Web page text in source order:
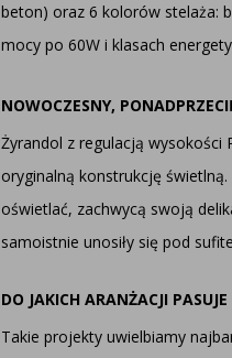
beton) oraz 6 kolorów stelaża:
mocy po 60W i klasach
NOWOCZESNY,
Żyrandol z regulacją wysokości
oryginalną konstrukcję
oświetlać, zachwycą swoją
samoistnie unosiły się pod
DO JAKICH ARANŻACJI
Takie projekty uwielbiamy